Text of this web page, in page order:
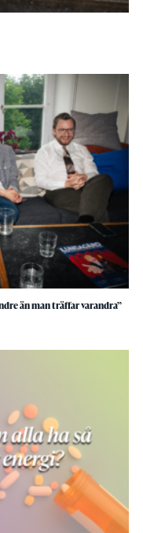
än man träffar varandra”